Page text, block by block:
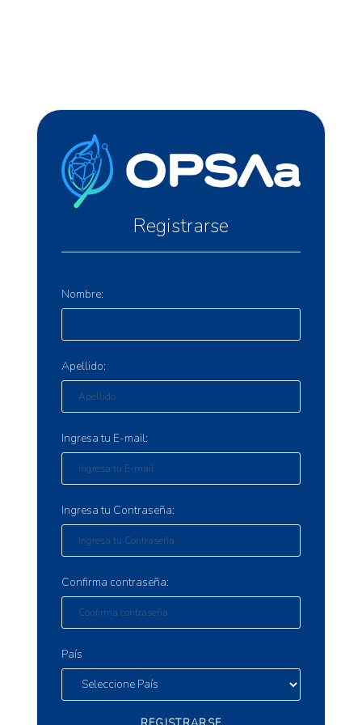
Registrarse
Nombre:
Apellido:
Ingresa tu E-mail:
Ingresa tu Contraseña:
Confirma contraseña:
País